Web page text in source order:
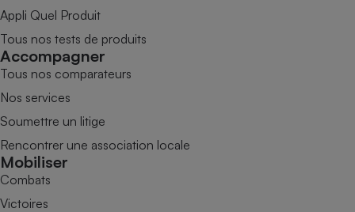
Appli Quel Produit
Tous nos tests de produits
Accompagner
Tous nos comparateurs
Nos services
Soumettre un litige
Rencontrer une association locale
Mobiliser
Combats
Victoires